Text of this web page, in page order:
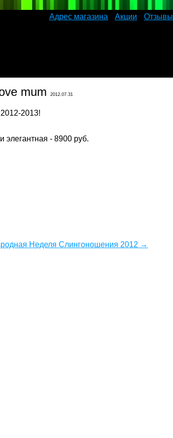
Адрес магазина Акции Отзывы
mum 2012.07.31
элегантная - 8900 руб.
Неделя Слингоношения 2012 →